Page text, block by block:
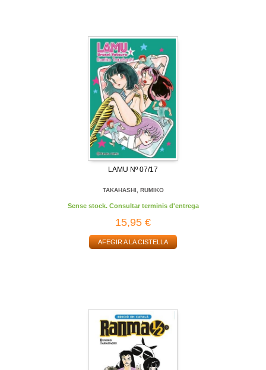
LAMU Nº 07/17
TAKAHASHI, RUMIKO
Sense stock. Consultar terminis d'entrega
15,95 €
AFEGIR A LA CISTELLA